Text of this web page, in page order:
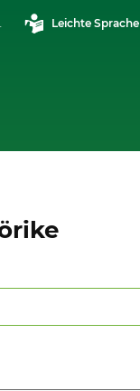
Leichte Sprache